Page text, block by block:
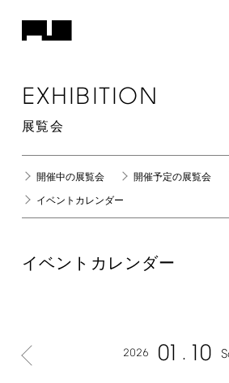
EXHIBITION
展覧会
開催中の展覧会 開催予定の展覧会
イベントカレンダー
イベントカレンダー
2026 01 10